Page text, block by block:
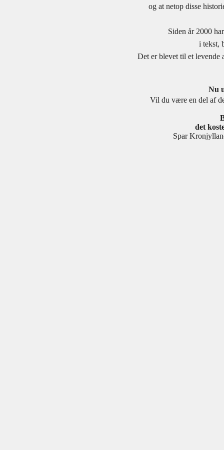
og at netop disse
Siden år 2000
i tekst,
Det er blevet til et levende
Nu
Vil du være en del af
det
Spar